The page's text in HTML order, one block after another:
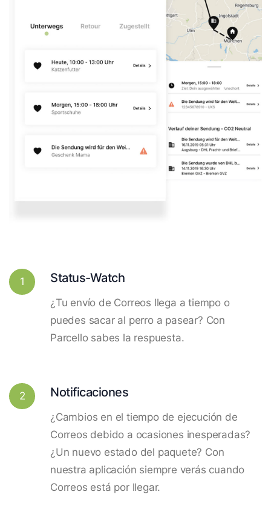
1 Status-Watch
¿Tu envío de Correos llega a tiempo o
puedes sacar al perro a pasear? Con
Parcello sabes la respuesta.
2 Notificaciones
¿Cambios en el tiempo de ejecución de
Correos debido a ocasiones inesperadas?
¿Un nuevo estado del paquete? Con
nuestra aplicación siempre verás cuando
Correos está por llegar.